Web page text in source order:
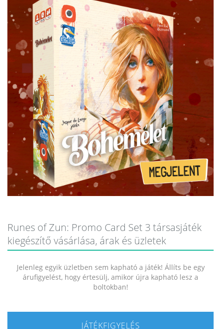
Runes of Zun: Promo Card Set 3 társasjáték
kiegészítő vásárlása, árak és üzletek
Jelenleg egyik üzletben sem kapható a játék! Állíts be egy
árufigyelést, hogy értesülj, amikor újra kapható lesz a
boltokban!
JÁTÉKFIGYELÉS